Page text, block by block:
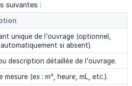
suivantes :
unique de l'ouvrage (optionnel,
si absent).
description détaillée de l'ouvrage.
mesure (ex : m², heure, mL, etc.).